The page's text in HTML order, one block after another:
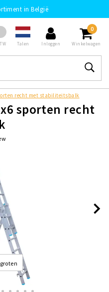
in België
Talen Inloggen
0
Winkelwagen
recht met stabiliteitsbalk
sporten recht